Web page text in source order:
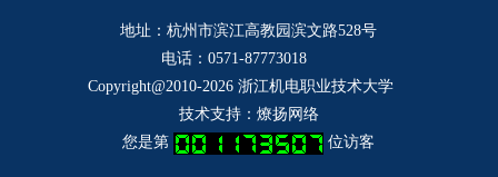
地址：杭州市滨江高教园滨文路528号
电话：0571-87773018
Copyright@2010-2026 浙江机电职业技术大学
技术支持： 燎扬网络
您是第
位访客